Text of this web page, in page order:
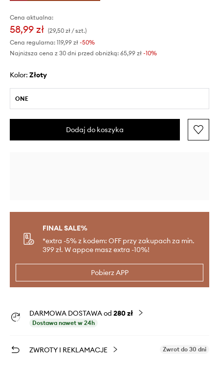
Cena aktualna:
58,99 zł (29,50 zł / szt.)
Cena regularna: 119,99 zł -50%
Najniższa cena z 30 dni przed obniżką: 65,99 zł -10%
Kolor: złoty
ONE
Dodaj do koszyka
FINAL SALE%
*extra -5% z kodem: OFF przy zakupach za min.
399 zł. W appce masz extra -10%!
Pobierz APP
DARMOWA DOSTAWA od 280 zł
Dostawa nawet w 24h
ZWROTY I REKLAMACJE Zwrot do 30 dni